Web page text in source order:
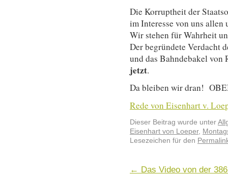
Die Korruptheit der
im Interesse von uns allen
Wir stehen für Wahrheit
Der begründete Verdacht
und das Bahndebakel von
jetzt.
Da bleiben wir dran!
Rede von Eisenhart v.
Dieser Beitrag wurde unter
Eisenhart von Loeper,
Lesezeichen für den
← Das Video von der